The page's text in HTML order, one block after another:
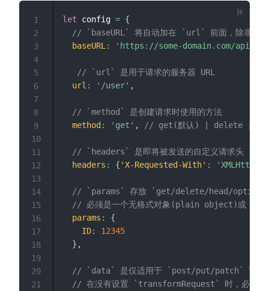
let config = {
// `baseURL` 将自动加在 `url` 前面，除非
baseURL : 'https://some-domain.com/api/'
// `url` 是用于请求的服务器 URL
url : '/user' ,
// `method` 是创建请求时使用的方法
method : 'get' , // get(默认) | delete |
// `headers` 是即将被发送的自定义请求头
headers : { 'X-Requested-With' :
// `params` 存放 `get/delete/head/options`
// 必须是一个无格式对象(plain object)或
params :
{
ID:
12345
} ,
// `data` 是仅适用于 `post/put/patch` 请求的
// 在没有设置 `transformRequest` 时，必须是
1
2
3
4
5
6
7
8
9
10
11
12
13
14
15
16
17
18
19
20
21